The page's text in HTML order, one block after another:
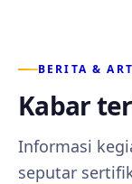
BERITA &
Kabar
Informasi
seputar